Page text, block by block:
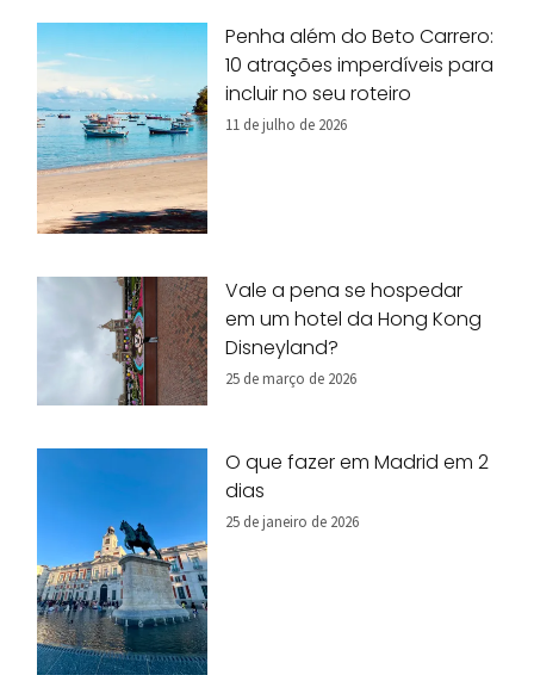
Penha além do Beto Carrero:
10 atrações imperdíveis para
incluir no seu roteiro
11 de julho de 2026
Vale a pena se hospedar
em um hotel da Hong Kong
Disneyland?
25 de março de 2026
O que fazer em Madrid em 2
dias
25 de janeiro de 2026